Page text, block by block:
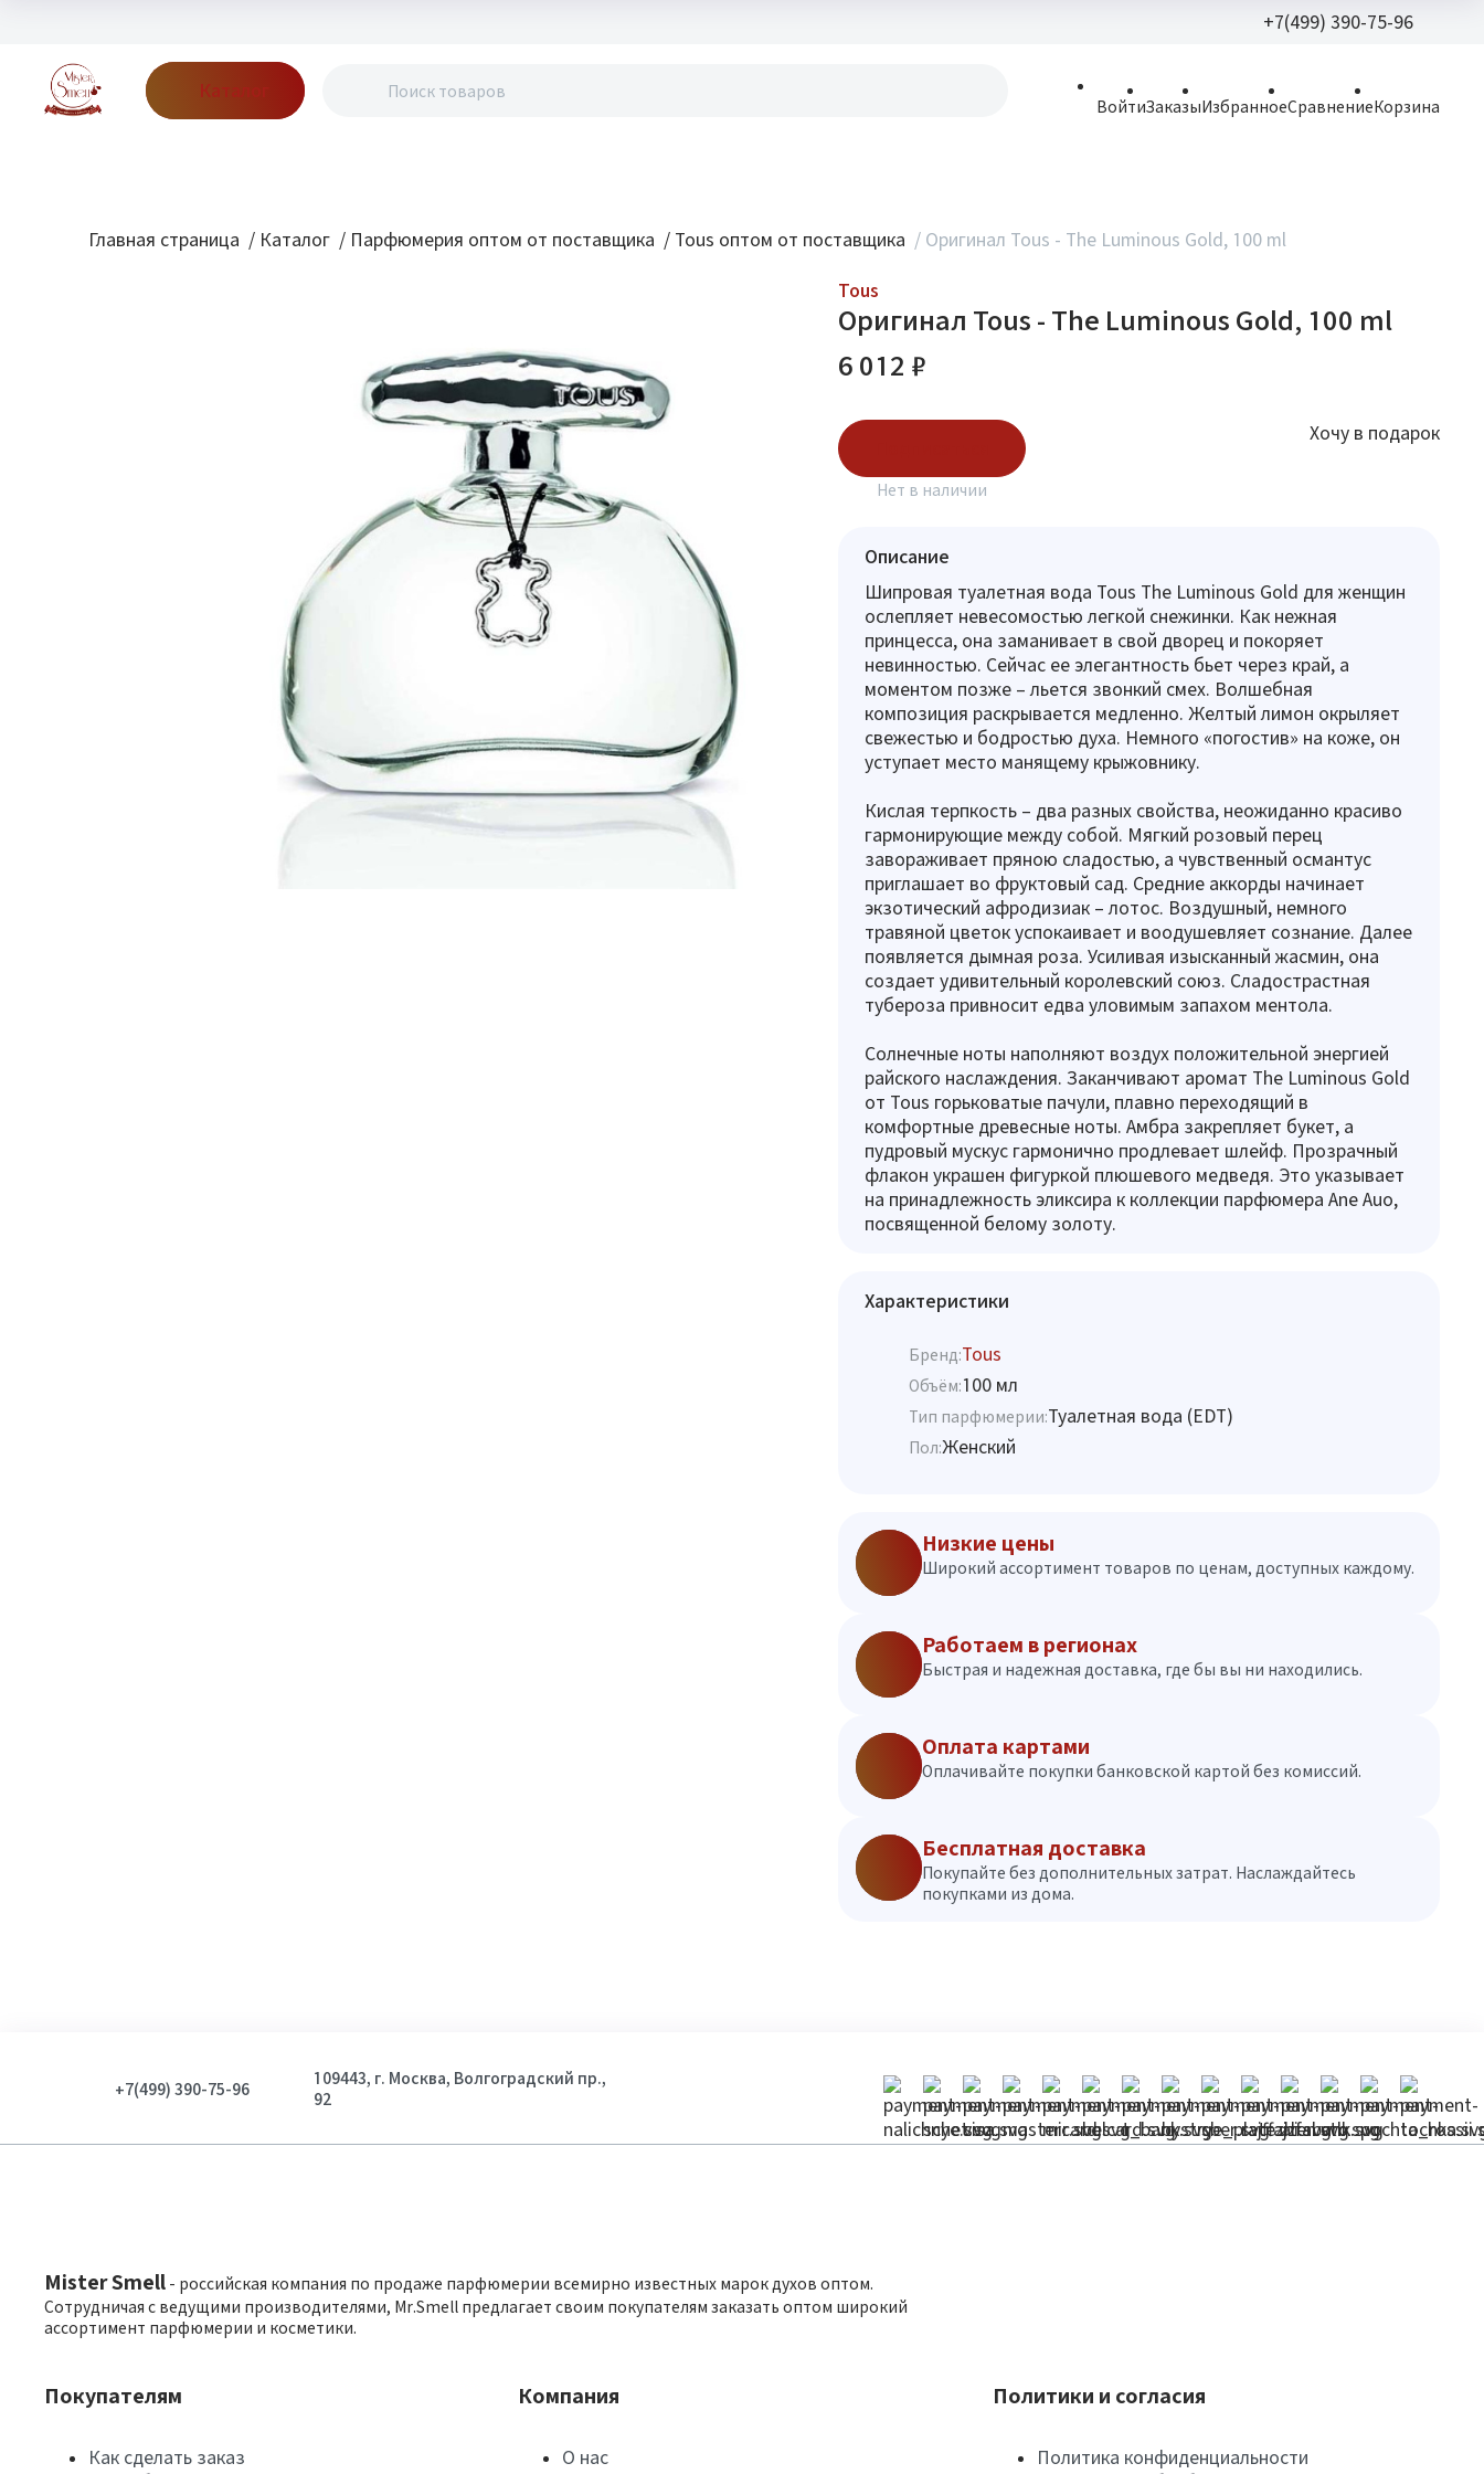
+7(499) 390-75-96
Каталог
ВойтиЗаказыИзбранноеСравнениеКорзина
Главная страница / Каталог / Парфюмерия оптом от поставщика / Tous оптом от поставщика / Оригинал Tous - The Luminous Gold, 100 ml
Tous
Оригинал Tous - The Luminous Gold, 100 ml
6 012 ₽
Нет в наличии
Хочу в подарок
Описание
Шипровая туалетная вода Tous The Luminous Gold для женщин
ослепляет невесомостью легкой снежинки. Как нежная
принцесса, она заманивает в свой дворец и покоряет
невинностью. Сейчас ее элегантность бьет через край, а
моментом позже – льется звонкий смех. Волшебная
композиция раскрывается медленно. Желтый лимон окрыляет
свежестью и бодростью духа. Немного «погостив» на коже, он
уступает место манящему крыжовнику.
Кислая терпкость – два разных свойства, неожиданно красиво
гармонирующие между собой. Мягкий розовый перец
завораживает пряною сладостью, а чувственный османтус
приглашает во фруктовый сад. Средние аккорды начинает
экзотический афродизиак – лотос. Воздушный, немного
травяной цветок успокаивает и воодушевляет сознание. Далее
появляется дымная роза. Усиливая изысканный жасмин, она
создает удивительный королевский союз. Сладострастная
тубероза привносит едва уловимым запахом ментола.
Солнечные ноты наполняют воздух положительной энергией
райского наслаждения. Заканчивают аромат The Luminous Gold
от Tous горьковатые пачули, плавно переходящий в
комфортные древесные ноты. Амбра закрепляет букет, а
пудровый мускус гармонично продлевает шлейф. Прозрачный
флакон украшен фигуркой плюшевого медведя. Это указывает
на принадлежность эликсира к коллекции парфюмера Ane Auo,
посвященной белому золоту.
Характеристики
Бренд:Tous
Объём:100 мл
Тип парфюмерии:Туалетная вода (EDT)
Пол:Женский
Низкие цены
Широкий ассортимент товаров по ценам, доступных каждому.
Работаем в регионах
Быстрая и надежная доставка, где бы вы ни находились.
Оплата картами
Оплачивайте покупки банковской картой без комиссий.
Бесплатная доставка
Покупайте без дополнительных затрат. Наслаждайтесь
покупками из дома.
+7(499) 390-75-96
109443, г. Москва, Волгоградский пр.,
92
Mister Smell - российская компания по продаже парфюмерии всемирно известных марок духов оптом.
Сотрудничая с ведущими производителями, Mr.Smell предлагает своим покупателям заказать оптом широкий
ассортимент парфюмерии и косметики.
Покупателям
Как сделать заказ
Компания
О нас
Политики и согласия
Политика конфиденциальности